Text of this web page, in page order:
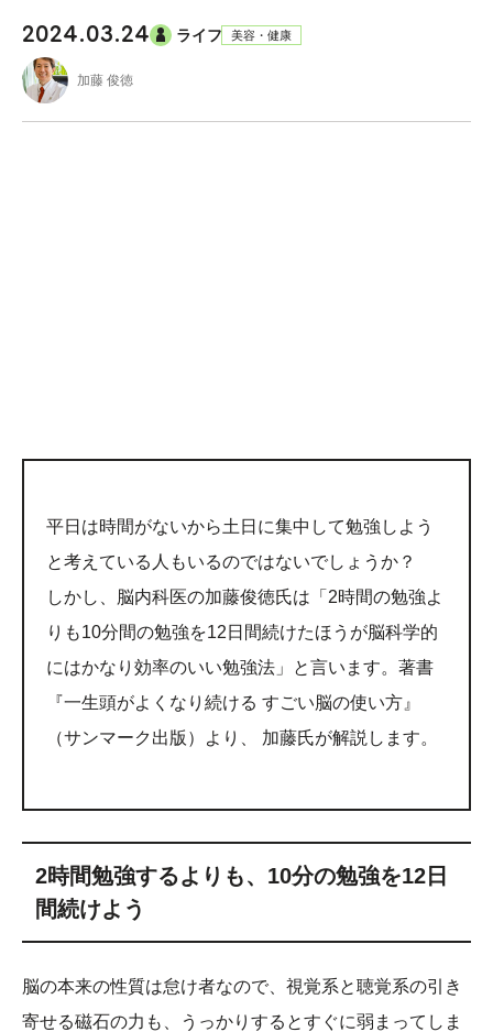
2024.03.24 ライフ 美容・健康
加藤 俊徳
平日は時間がないから土日に集中して勉強しよう
と考えている人もいるのではないでしょうか？
しかし、脳内科医の加藤俊徳氏は「2時間の勉強よ
りも10分間の勉強を12日間続けたほうが脳科学的
にはかなり効率のいい勉強法」と言います。著書
『一生頭がよくなり続ける すごい脳の使い方』
（サンマーク出版）より、 加藤氏が解説します。
2時間勉強するよりも、10分の勉強を12日
間続けよう
脳の本来の性質は怠け者なので、視覚系と聴覚系の引き
寄せる磁石の力も、うっかりするとすぐに弱まってしま